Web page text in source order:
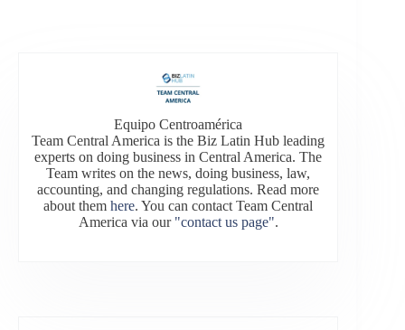
Equipo Centroamérica
Team Central America is the Biz Latin Hub leading
experts on doing business in Central America. The
Team writes on the news, doing business, law,
accounting, and changing regulations. Read more
about themhere. You can contact Team Central
America via our "contact us page".